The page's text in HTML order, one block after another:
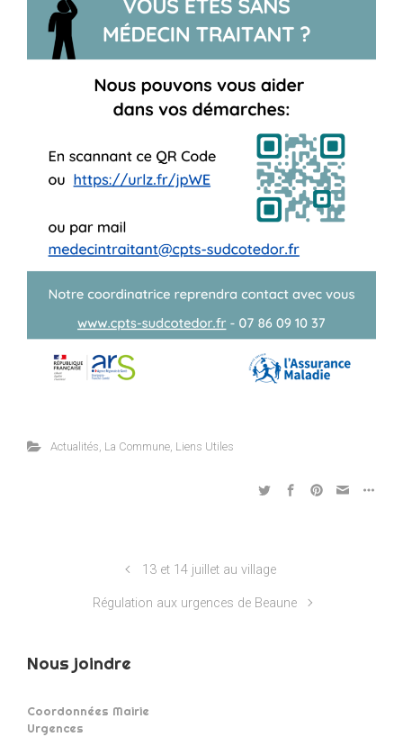
Actualités La Commune, Liens Utiles
13 et 14 juillet au village
Régulation aux urgences de Beaune
Nous joindre
Coordonnées Mairie
Urgences